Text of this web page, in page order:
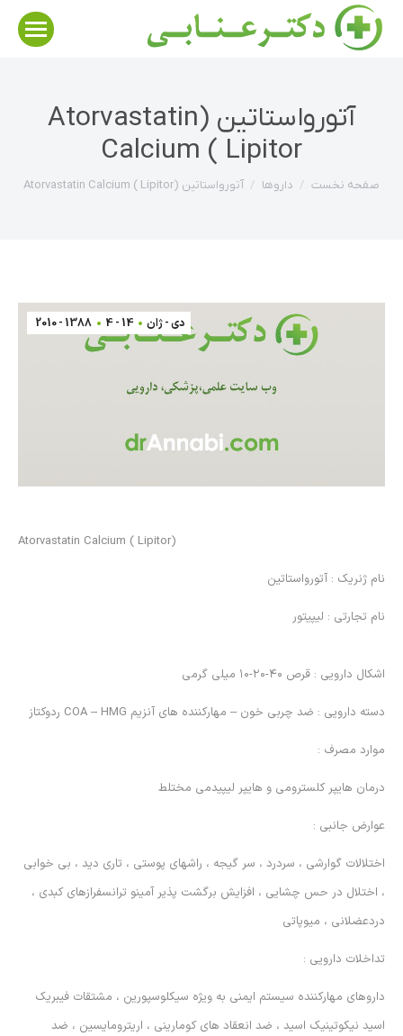
آتورواستاتین (Atorvastatin
Calcium ( Lipitor
مکان شما:
صفحه نخست داروها آتورواستاتین (Atorvastatin Calcium ( Lipitor
دی - ژان 14 - 4
1388 - 2010
(Atorvastatin Calcium ( Lipitor
نام ژنريك : آتورواستاتين
نام تجارتي : ليپيتور
اشكال دارويي : قرص ۴۰-۲۰-۱۰ میلی گرمی
دسته دارويي : ضد چربي خون – مهاركننده هاي آنزيم COA – HMG ردوكتاز
موارد مصرف :
درمان هايپر كلسترومي و هايپر ليپيدمي مختلط
عوارض جانبي :
اختلالات گوارشي ، سردرد ، سر گيجه ، راشهاي پوستي ، تاري ديد ، بي خوابي
، اختلال در حس چشايي ، افزايش برگشت پذير آمينو ترانسفرازهاي كبدي ،
دردعضلاني ، ميوپاتي
تداخلات دارويي :
داروهاي مهاركننده سيستم ايمني به ويژه سيكلوسپورين ، مشتقات فيبريك
اسيد نيكوتينيك اسيد ، ضد انعقاد هاي كوماريني ، اريترومايسين ، ضد